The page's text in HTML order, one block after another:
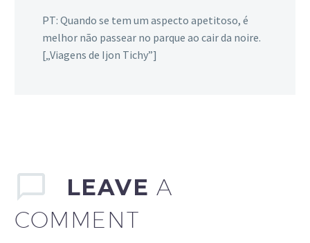
PT: Quando se tem um aspecto apetitoso, é
melhor não passear no parque ao cair da noire.
[„Viagens de Ijon Tichy”]
LEAVE A
COMMENT